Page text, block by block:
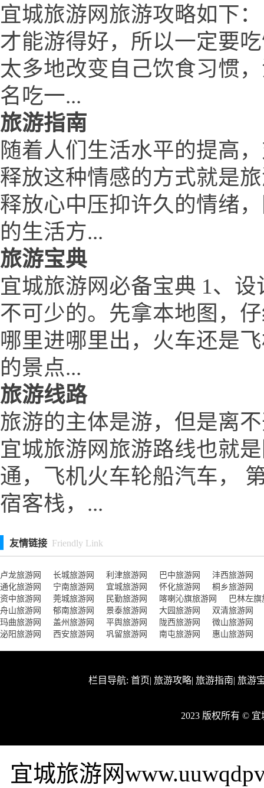
宜城旅游网旅游攻略如下
才能游得好，所以一定要
太多地改变自己饮食习惯
名吃一...
旅游指南
随着人们生活水平的提高
释放这种情感的方式就是
释放心中压抑许久的情绪
的生活方...
旅游宝典
宜城旅游网必备宝典 1、
不可少的。先拿本地图，
哪里进哪里出，火车还是
的景点...
旅游线路
旅游的主体是游，但是离
宜城旅游网旅游路线也就
通，飞机火车轮船汽车，
宿客栈，...
友情链接 Friendly Link
卢龙旅游网 长城旅游网 利津旅游网 巴中旅游网
沣西旅游网
通化旅游网
宁南旅游网 宜城旅游网 怀化旅游网
桐乡旅游网
资中旅游网
莞城旅游网 民勤旅游网 喀喇沁旗旅游网
巴林左旗
舟山旅游网
郁南旅游网 景泰旅游网 大园旅游网
双清旅游网
玛曲旅游网
盖州旅游网 平舆旅游网 陇西旅游网
微山旅游网
泌阳旅游网
西安旅游网 巩留旅游网 南屯旅游网 惠山旅游网
栏目导航: 首页| 旅游攻略| 旅游指南| 旅游
2023 版权所有 ©
宜城旅游网